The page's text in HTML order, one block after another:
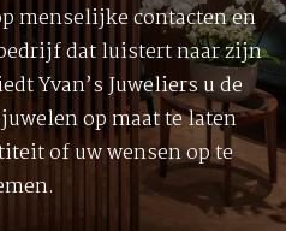
menselijke contacten en
dat luistert naar zijn
Yvan’s Juweliers u de
op maat te laten
of uw wensen op te